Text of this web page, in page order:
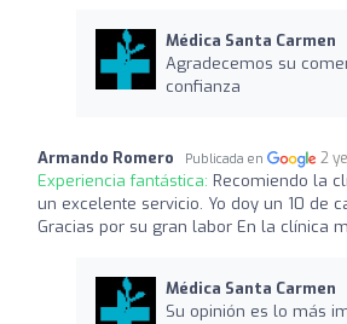
Médica Santa Carmen
Agradecemos su
confianza
Armando Romero Publicada en 2
Experiencia fantástica: Recomiendo la
un excelente servicio. Yo doy un 10 de
Gracias por su gran labor En la clínica
Médica Santa Carmen
Su opinión es lo más